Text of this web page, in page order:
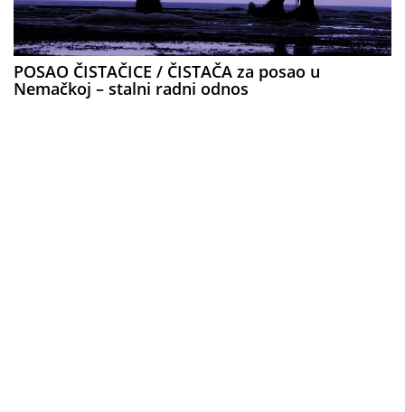
POSAO ČISTAČICE / ČISTAČA za posao u
Nemačkoj – stalni radni odnos